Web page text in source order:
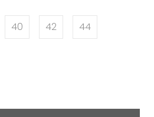
40 42 44